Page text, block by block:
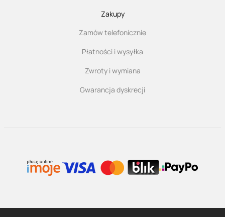
Zakupy
Zamów telefonicznie
Płatności i wysyłka
Zwroty i wymiana
Gwarancja dyskrecji